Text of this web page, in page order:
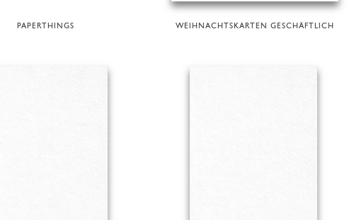
PAPERTHINGS WEIHNACHTSKARTEN GESCHÄFTLICH